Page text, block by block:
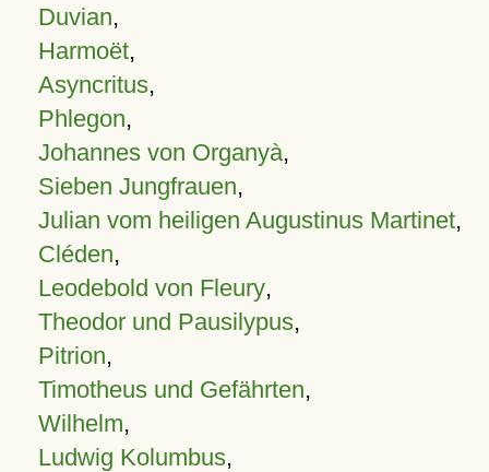
Duvian,
Harmoët,
Asyncritus,
Phlegon,
Johannes von Organyà,
Sieben Jungfrauen,
Julian vom heiligen Augustinus Martinet,
Cléden,
Leodebold von Fleury,
Theodor und Pausilypus,
Pitrion,
Timotheus und Gefährten,
Wilhelm,
Ludwig Kolumbus,